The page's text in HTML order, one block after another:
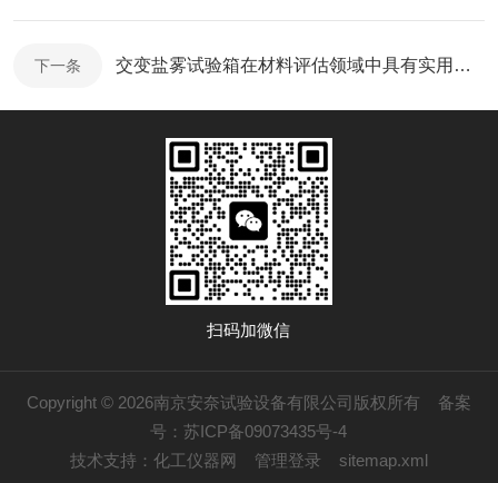
下一条 交变盐雾试验箱在材料评估领域中具有实用优势
扫码加微信
Copyright © 2026南京安奈试验设备有限公司版权所有 备案
号：苏ICP备09073435号-4
技术支持： 化工仪器网 管理登录 sitemap.xml